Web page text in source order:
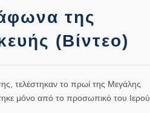
της
(Βίντεο)
τελέστηκαν το πρωί της Μεγάλης
μόνο από το προσωπικό του Ιερού